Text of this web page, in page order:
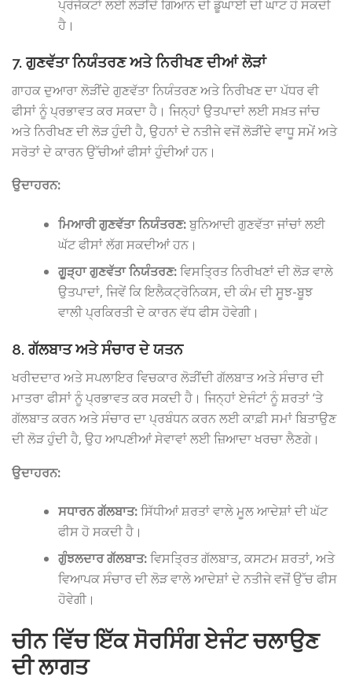
ਪ੍ਰੋਜੈਕਟਾਂ ਲਈ ਲੋੜੀਂਦੇ ਗਿਆਨ ਦੀ ਡੂੰਘਾਈ ਦੀ ਘਾਟ ਹੋ ਸਕਦੀ
ਹੈ।
7. ਗੁਣਵੱਤਾ ਨਿਯੰਤਰਣ ਅਤੇ ਨਿਰੀਖਣ ਦੀਆਂ ਲੋੜਾਂ
ਗਾਹਕ ਦੁਆਰਾ ਲੋੜੀਂਦੇ ਗੁਣਵੱਤਾ ਨਿਯੰਤਰਣ ਅਤੇ ਨਿਰੀਖਣ ਦਾ ਪੱਧਰ ਵੀ
ਫੀਸਾਂ ਨੂੰ ਪ੍ਰਭਾਵਤ ਕਰ ਸਕਦਾ ਹੈ। ਜਿਨ੍ਹਾਂ ਉਤਪਾਦਾਂ ਲਈ ਸਖ਼ਤ ਜਾਂਚ
ਅਤੇ ਨਿਰੀਖਣ ਦੀ ਲੋੜ ਹੁੰਦੀ ਹੈ, ਉਹਨਾਂ ਦੇ ਨਤੀਜੇ ਵਜੋਂ ਲੋੜੀਂਦੇ ਵਾਧੂ ਸਮੇਂ ਅਤੇ
ਸਰੋਤਾਂ ਦੇ ਕਾਰਨ ਉੱਚੀਆਂ ਫੀਸਾਂ ਹੁੰਦੀਆਂ ਹਨ।
ਉਦਾਹਰਨ:
ਮਿਆਰੀ ਗੁਣਵੱਤਾ ਨਿਯੰਤਰਣ:ਬੁਨਿਆਦੀ ਗੁਣਵੱਤਾ ਜਾਂਚਾਂ ਲਈ
ਘੱਟ ਫੀਸਾਂ ਲੱਗ ਸਕਦੀਆਂ ਹਨ।
ਗੂੜ੍ਹਾ ਗੁਣਵੱਤਾ ਨਿਯੰਤਰਣ:ਵਿਸਤ੍ਰਿਤ ਨਿਰੀਖਣਾਂ ਦੀ ਲੋੜ ਵਾਲੇ
ਉਤਪਾਦਾਂ, ਜਿਵੇਂ ਕਿ ਇਲੈਕਟ੍ਰੋਨਿਕਸ, ਦੀ ਕੰਮ ਦੀ ਸੂਝ-ਬੂਝ
ਵਾਲੀ ਪ੍ਰਕਿਰਤੀ ਦੇ ਕਾਰਨ ਵੱਧ ਫੀਸ ਹੋਵੇਗੀ।
8. ਗੱਲਬਾਤ ਅਤੇ ਸੰਚਾਰ ਦੇ ਯਤਨ
ਖਰੀਦਦਾਰ ਅਤੇ ਸਪਲਾਇਰ ਵਿਚਕਾਰ ਲੋੜੀਂਦੀ ਗੱਲਬਾਤ ਅਤੇ ਸੰਚਾਰ ਦੀ
ਮਾਤਰਾ ਫੀਸਾਂ ਨੂੰ ਪ੍ਰਭਾਵਤ ਕਰ ਸਕਦੀ ਹੈ। ਜਿਨ੍ਹਾਂ ਏਜੰਟਾਂ ਨੂੰ ਸ਼ਰਤਾਂ ‘ਤੇ
ਗੱਲਬਾਤ ਕਰਨ ਅਤੇ ਸੰਚਾਰ ਦਾ ਪ੍ਰਬੰਧਨ ਕਰਨ ਲਈ ਕਾਫ਼ੀ ਸਮਾਂ ਬਿਤਾਉਣ
ਦੀ ਲੋੜ ਹੁੰਦੀ ਹੈ, ਉਹ ਆਪਣੀਆਂ ਸੇਵਾਵਾਂ ਲਈ ਜ਼ਿਆਦਾ ਖਰਚਾ ਲੈਣਗੇ।
ਉਦਾਹਰਨ:
ਸਧਾਰਨ ਗੱਲਬਾਤ:ਸਿੱਧੀਆਂ ਸ਼ਰਤਾਂ ਵਾਲੇ ਮੂਲ ਆਦੇਸ਼ਾਂ ਦੀ ਘੱਟ
ਫੀਸ ਹੋ ਸਕਦੀ ਹੈ।
ਗੁੰਝਲਦਾਰ ਗੱਲਬਾਤ:ਵਿਸਤ੍ਰਿਤ ਗੱਲਬਾਤ, ਕਸਟਮ ਸ਼ਰਤਾਂ, ਅਤੇ
ਵਿਆਪਕ ਸੰਚਾਰ ਦੀ ਲੋੜ ਵਾਲੇ ਆਦੇਸ਼ਾਂ ਦੇ ਨਤੀਜੇ ਵਜੋਂ ਉੱਚ ਫੀਸ
ਹੋਵੇਗੀ।
ਚੀਨ ਵਿੱਚ ਇੱਕ ਸੋਰਸਿੰਗ ਏਜੰਟ ਚਲਾਉਣ
ਦੀ ਲਾਗਤ